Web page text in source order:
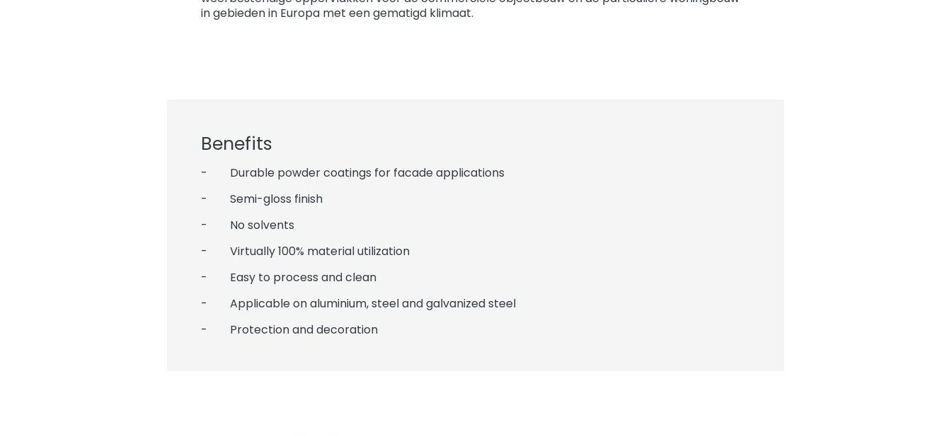
in gebieden in Europa met een gematigd klimaat.
Benefits
- Durable powder coatings for facade applications
- Semi-gloss finish
- No solvents
- Virtually 100% material utilization
- Easy to process and clean
- Applicable on aluminium, steel and galvanized steel
- Protection and decoration